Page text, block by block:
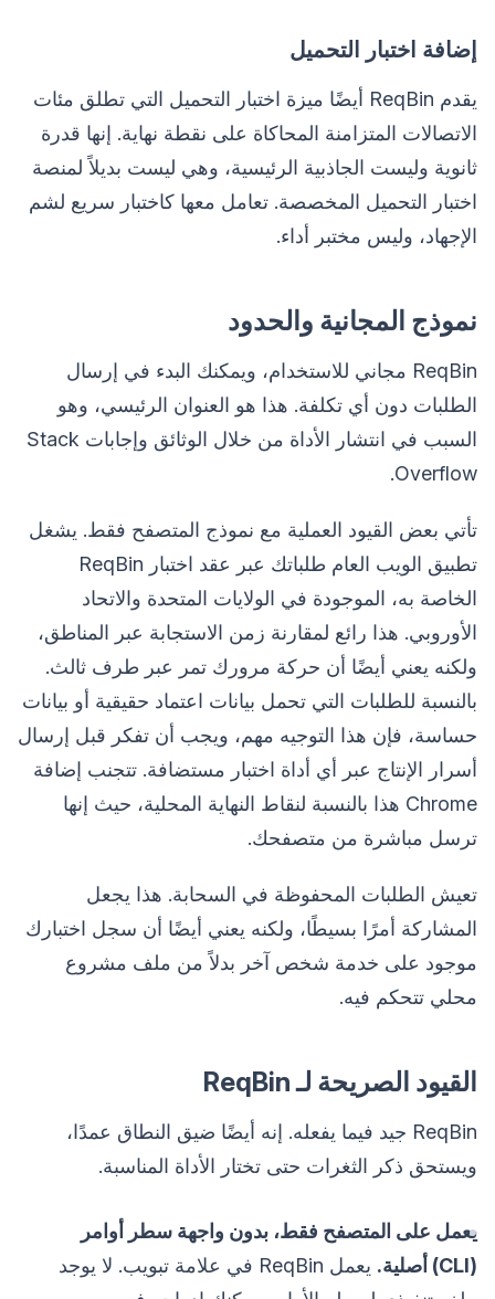
إضافة اختبار التحميل
يقدم ReqBin أيضًا ميزة اختبار التحميل التي تطلق مئات
الاتصالات المتزامنة المحاكاة على نقطة نهاية. إنها قدرة
ثانوية وليست الجاذبية الرئيسية، وهي ليست بديلاً لمنصة
اختبار التحميل المخصصة. تعامل معها كاختبار سريع لشم
الإجهاد، وليس مختبر أداء.
نموذج المجانية والحدود
ReqBin مجاني للاستخدام، ويمكنك البدء في إرسال
الطلبات دون أي تكلفة. هذا هو العنوان الرئيسي، وهو
السبب في انتشار الأداة من خلال الوثائق وإجابات Stack
Overflow.
تأتي بعض القيود العملية مع نموذج المتصفح فقط. يشغل
تطبيق الويب العام طلباتك عبر عقد اختبار ReqBin
الخاصة به، الموجودة في الولايات المتحدة والاتحاد
الأوروبي. هذا رائع لمقارنة زمن الاستجابة عبر المناطق،
ولكنه يعني أيضًا أن حركة مرورك تمر عبر طرف ثالث.
بالنسبة للطلبات التي تحمل بيانات اعتماد حقيقية أو بيانات
حساسة، فإن هذا التوجيه مهم، ويجب أن تفكر قبل إرسال
أسرار الإنتاج عبر أي أداة اختبار مستضافة. تتجنب إضافة
Chrome هذا بالنسبة لنقاط النهاية المحلية، حيث إنها
ترسل مباشرة من متصفحك.
تعيش الطلبات المحفوظة في السحابة. هذا يجعل
المشاركة أمرًا بسيطًا، ولكنه يعني أيضًا أن سجل اختبارك
موجود على خدمة شخص آخر بدلاً من ملف مشروع
محلي تتحكم فيه.
القيود الصريحة لـ ReqBin
ReqBin جيد فيما يفعله. إنه أيضًا ضيق النطاق عمدًا،
ويستحق ذكر الثغرات حتى تختار الأداة المناسبة.
يعمل على المتصفح فقط، بدون واجهة سطر أوامر
(CLI) أصلية.
يعمل ReqBin في علامة تبويب. لا يوجد